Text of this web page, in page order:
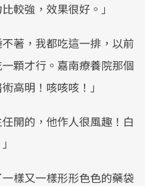
較強，效果很好。」
不著，我都吃這一排，以前
顆才行。嘉南療養院那個
高明！咳咳咳！」
開的，他作人很風趣！白
樣又一樣形形色色的藥袋